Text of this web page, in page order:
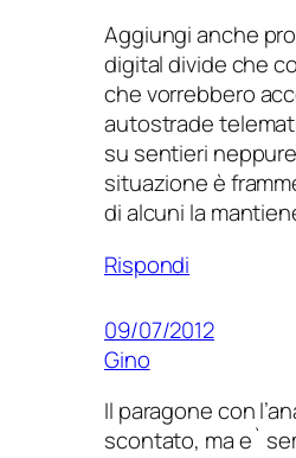
Aggiungi anche
digital divide che
che vorrebbero
autostrade
su sentieri
situazione è
di alcuni la
Rispondi
09/07/2012
Gino
Il paragone con
scontato, ma e`